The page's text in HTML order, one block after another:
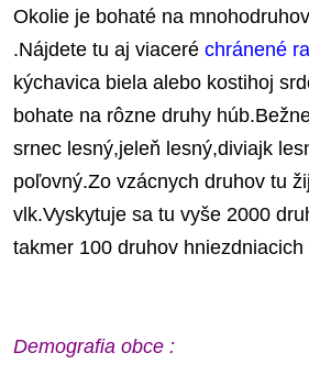
Okolie je bohaté na
.Nájdete tu aj viaceré chránené
kýchavica biela alebo kostihoj
bohate na rôzne druhy
srnec lesný,jeleň lesný,diviajk
poľovný.Zo vzácnych druhov tu
vlk.Vyskytuje sa tu vyše 2000
takmer 100 druhov hniezdniacich
Demografia obce :